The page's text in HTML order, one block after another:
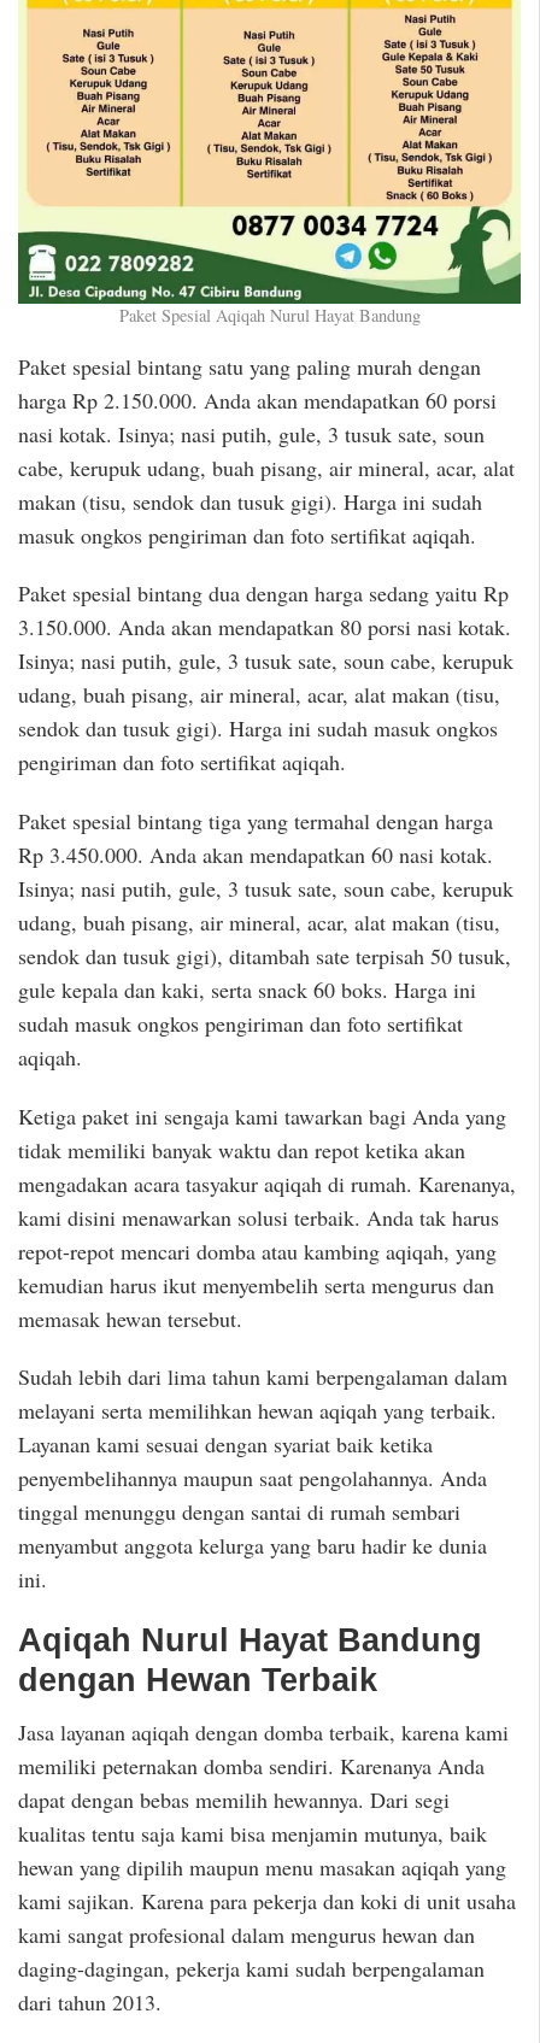
Paket Spesial Aqiqah Nurul Hayat Bandung
Paket spesial bintang satu yang paling murah dengan
harga Rp 2.150.000. Anda akan mendapatkan 60 porsi
nasi kotak. Isinya; nasi putih, gule, 3 tusuk sate, soun
cabe, kerupuk udang, buah pisang, air mineral, acar, alat
makan (tisu, sendok dan tusuk gigi). Harga ini sudah
masuk ongkos pengiriman dan foto sertifikat aqiqah.
Paket spesial bintang dua dengan harga sedang yaitu Rp
3.150.000. Anda akan mendapatkan 80 porsi nasi kotak.
Isinya; nasi putih, gule, 3 tusuk sate, soun cabe, kerupuk
udang, buah pisang, air mineral, acar, alat makan (tisu,
sendok dan tusuk gigi). Harga ini sudah masuk ongkos
pengiriman dan foto sertifikat aqiqah.
Paket spesial bintang tiga yang termahal dengan harga
Rp 3.450.000. Anda akan mendapatkan 60 nasi kotak.
Isinya; nasi putih, gule, 3 tusuk sate, soun cabe, kerupuk
udang, buah pisang, air mineral, acar, alat makan (tisu,
sendok dan tusuk gigi), ditambah sate terpisah 50 tusuk,
gule kepala dan kaki, serta snack 60 boks. Harga ini
sudah masuk ongkos pengiriman dan foto sertifikat
aqiqah.
Ketiga paket ini sengaja kami tawarkan bagi Anda yang
tidak memiliki banyak waktu dan repot ketika akan
mengadakan acara tasyakur aqiqah di rumah. Karenanya,
kami disini menawarkan solusi terbaik. Anda tak harus
repot-repot mencari domba atau kambing aqiqah, yang
kemudian harus ikut menyembelih serta mengurus dan
memasak hewan tersebut.
Sudah lebih dari lima tahun kami berpengalaman dalam
melayani serta memilihkan hewan aqiqah yang terbaik.
Layanan kami sesuai dengan syariat baik ketika
penyembelihannya maupun saat pengolahannya. Anda
tinggal menunggu dengan santai di rumah sembari
menyambut anggota kelurga yang baru hadir ke dunia
ini.
Aqiqah Nurul Hayat Bandung
dengan Hewan Terbaik
Jasa layanan aqiqah dengan domba terbaik, karena kami
memiliki peternakan domba sendiri. Karenanya Anda
dapat dengan bebas memilih hewannya. Dari segi
kualitas tentu saja kami bisa menjamin mutunya, baik
hewan yang dipilih maupun menu masakan aqiqah yang
kami sajikan. Karena para pekerja dan koki di unit usaha
kami sangat profesional dalam mengurus hewan dan
daging-dagingan, pekerja kami sudah berpengalaman
dari tahun 2013.